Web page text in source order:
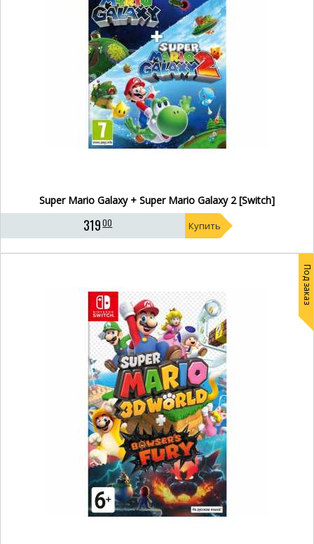
Super Mario Galaxy + Super Mario Galaxy 2 [Switch]
31900 Купить
Под заказ